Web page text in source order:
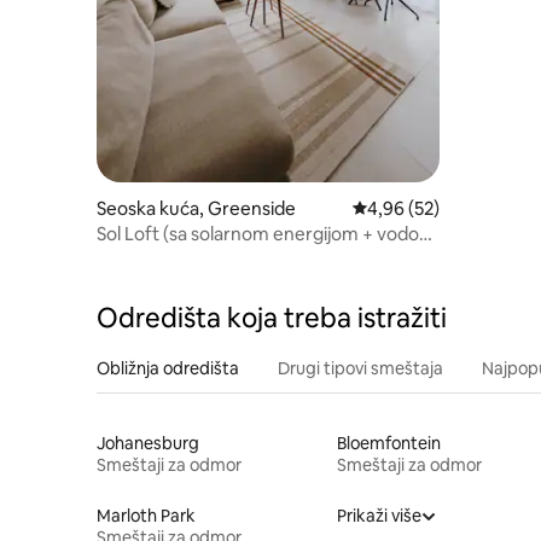
Seoska kuća, Greenside Prosečna ocena 4,96
4,96 (52)
Sol Loft (sa solarnom energijom + vodom
Odredišta koja treba istražiti
Obližnja odredišta Drugi tipovi smeštaja
Johanesburg
Smeštaji za odmor
Bloemfontein
Smeštaji za odmor
Marloth Park
Prikaži više